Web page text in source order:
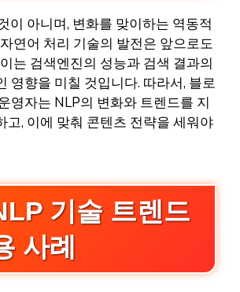
이 아니며, 변화를 맞이하는 역동적
연어 처리 기술의 발전은 앞으로도
는 검색엔진의 성능과 검색 결과의
영향을 미칠 것입니다. 따라서, 블로
영자는 NLP의 변화와 트렌드를 지
고, 이에 맞춰 콘텐츠 전략을 세워야
기술 트렌드
사례